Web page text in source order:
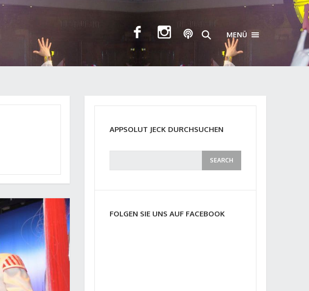
MENÜ TOGGLE
APPSOLUT JECK DURCHSUCHEN
FOLGEN SIE UNS AUF FACEBOOK